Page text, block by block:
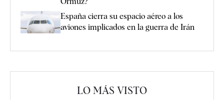
España cierra su espacio aéreo a los
aviones implicados en la guerra de Irán
LO MÁS VISTO